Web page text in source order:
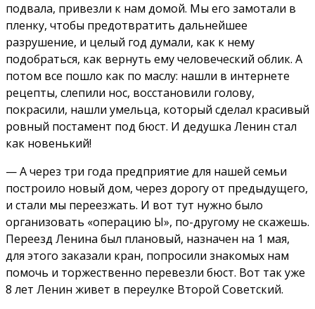
подвала, привезли к нам домой. Мы его замотали в
пленку, чтобы предотвратить дальнейшее
разрушение, и целый год думали, как к нему
подобраться, как вернуть ему человеческий облик. А
потом все пошло как по маслу: нашли в интернете
рецепты, слепили нос, восстановили голову,
покрасили, нашли умельца, который сделал красивый
ровный постамент под бюст. И дедушка Ленин стал
как новенький!
— А через три года предприятие для нашей семьи
построило новый дом, через дорогу от предыдущего,
и стали мы переезжать. И вот тут нужно было
организовать «операцию Ы», по-другому не скажешь.
Переезд Ленина был плановый, назначен на 1 мая,
для этого заказали кран, попросили знакомых нам
помочь и торжественно перевезли бюст. Вот так уже
8 лет Ленин живет в переулке Второй Советский.